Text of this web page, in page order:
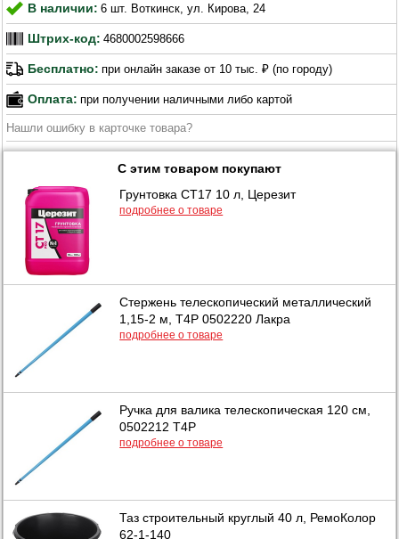
В наличии: 6 шт. Воткинск, ул. Кирова, 24
Штрих-код: 4680002598666
Бесплатно: при онлайн заказе от 10 тыс. ₽ (по городу)
Оплата: при получении наличными либо картой
Нашли ошибку в карточке товара?
С этим товаром покупают
Грунтовка СТ17 10 л, Церезит
подробнее о товаре
Стержень телескопический металлический
1,15-2 м, Т4Р 0502220 Лакра
подробнее о товаре
Ручка для валика телескопическая 120 см,
0502212 Т4Р
подробнее о товаре
Таз строительный круглый 40 л, РемоКолор
62-1-140